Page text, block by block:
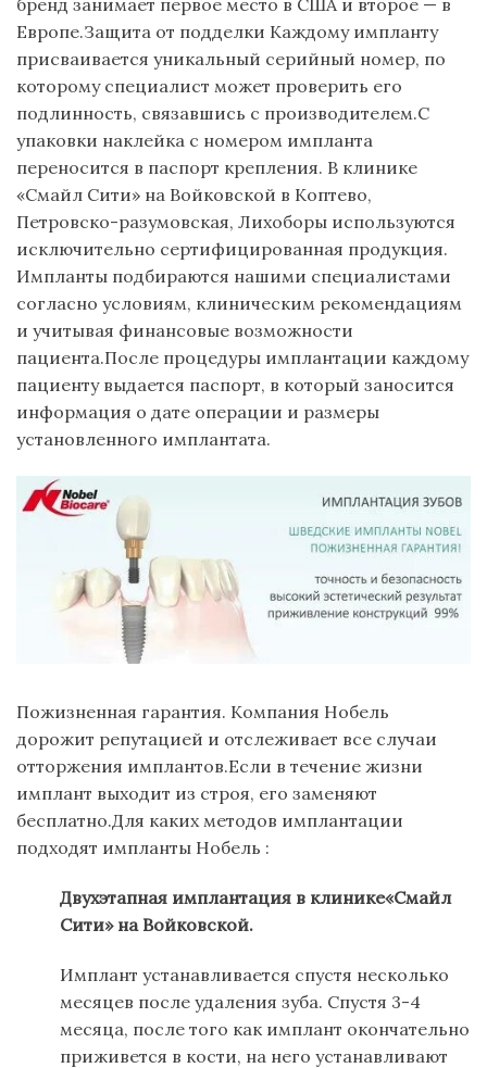
бренд занимает первое место в США и второе — в
Европе.Защита от подделки Каждому импланту
присваивается уникальный серийный номер, по
которому специалист может проверить его
подлинность, связавшись с производителем.С
упаковки наклейка с номером импланта
переносится в паспорт крепления. В клинике
«Смайл Сити» на Войковской в Коптево,
Петровско-разумовская, Лихоборы используются
исключительно сертифицированная продукция.
Импланты подбираются нашими специалистами
согласно условиям, клиническим рекомендациям
и учитывая финансовые возможности
пациента.После процедуры имплантации каждому
пациенту выдается паспорт, в который заносится
информация о дате операции и размеры
установленного имплантата.
Пожизненная гарантия. Компания Нобель
дорожит репутацией и отслеживает все случаи
отторжения имплантов.Если в течение жизни
имплант выходит из строя, его заменяют
бесплатно.Для каких методов имплантации
подходят импланты Нобель :
Двухэтапная имплантация в клинике«Смайл
Сити» на Войковской.
Имплант устанавливается спустя несколько
месяцев после удаления зуба. Спустя 3-4
месяца, после того как имплант окончательно
приживется в кости, на него устанавливают